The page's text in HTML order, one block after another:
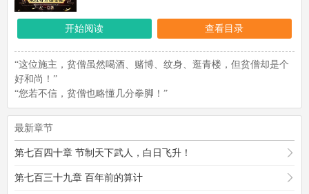
开始阅读
查看目录
“这位施主，贫僧虽然喝酒、赌博、纹身、逛青楼，但贫僧却是个
好和尚！”
“您若不信，贫僧也略懂几分拳脚！”
最新章节
第七百四十章 节制天下武人，白日飞升！
第七百三十九章 百年前的算计